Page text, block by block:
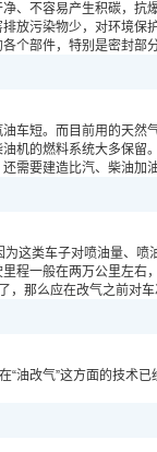
、不容易产生积碳，抗
污染物少，对环境保护
部件，特别是密封部
短。而目前用的天然
的燃料系统大多保留
要建造比汽、柴油加
类车子对喷油量、喷
一般在两万公里左右
么应在改气之前对
改气”这方面的技术